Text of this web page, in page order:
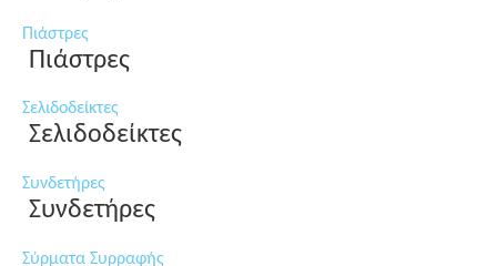
Πιάστρες
Πιάστρες
Σελιδοδείκτες
Σελιδοδείκτες
Συνδετήρες
Συνδετήρες
Σύρματα Συρραφής